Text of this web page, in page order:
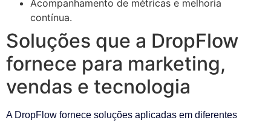
Acompanhamento de métricas e melhoria
contínua.
Soluções que a DropFlow
fornece para marketing,
vendas e tecnologia
A DropFlow fornece soluções aplicadas em diferentes